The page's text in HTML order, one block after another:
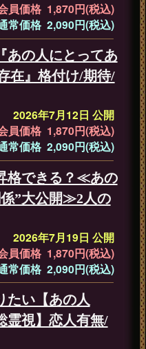
員価格 1,870円(税込)
常価格 2,090円(税込)
あの人にとってあ
在』格付け/期待/
2026年7月12日 公開
員価格 1,870円(税込)
常価格 2,090円(税込)
格できる？≪あの
係”大公開≫2人の
2026年7月19日 公開
員価格 1,870円(税込)
常価格 2,090円(税込)
たい【あの人
霊視】恋人有無/